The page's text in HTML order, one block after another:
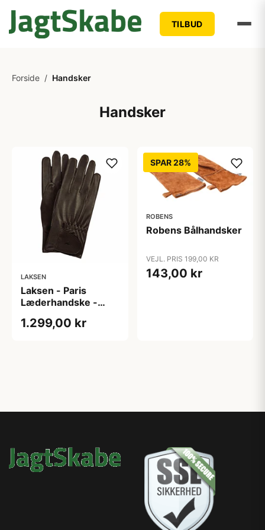
TILBUD
Forside / Handsker
Handsker
LAKSEN
Laksen - Paris
Læderhandske -
1.299,00 kr
SPAR 28%
ROBENS
Robens Bålhandsker
VEJL. PRIS 199,00 KR
143,00 kr